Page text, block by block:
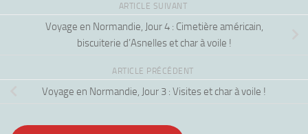
ARTICLE SUIVANT
Voyage en Normandie, Jour 4 : Cimetière américain,
biscuiterie d’Asnelles et char à voile !
ARTICLE PRÉCÉDENT
Voyage en Normandie, Jour 3 : Visites et char à voile !